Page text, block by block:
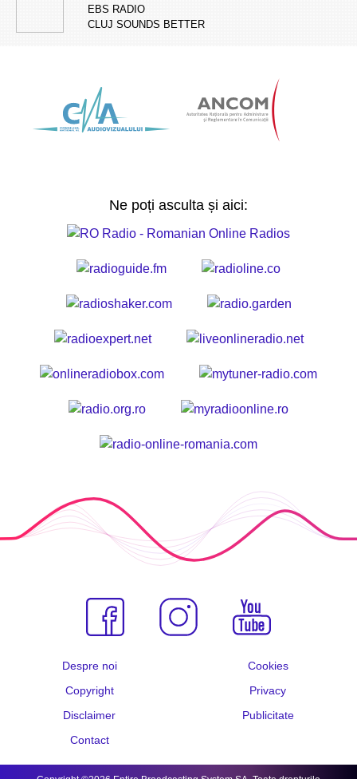
EBS RADIO
CLUJ SOUNDS BETTER
Ne poți asculta și aici:
Despre noi
Cookies
Copyright
Privacy
Disclaimer
Publicitate
Contact